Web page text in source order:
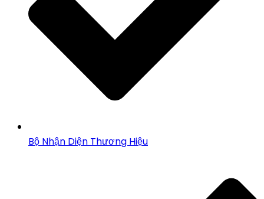
Bộ Nhận Diện Thương Hiệu